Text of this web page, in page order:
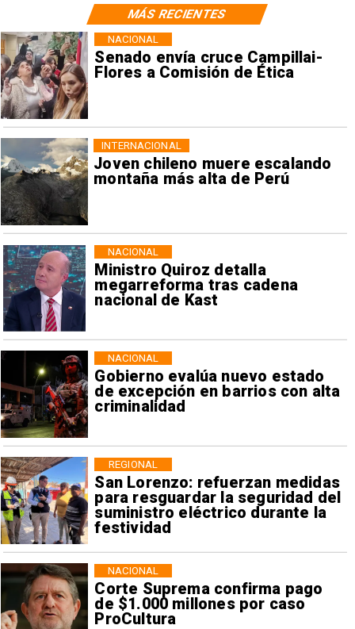
Senado envía cruce Campillai-
Flores a Comisión de Ética
NACIONAL
Joven chileno muere escalando
montaña más alta de Perú
INTERNACIONAL
Ministro Quiroz detalla
megarreforma tras cadena
nacional de Kast
NACIONAL
Gobierno evalúa nuevo estado
de excepción en barrios con alta
criminalidad
NACIONAL
San Lorenzo: refuerzan medidas
para resguardar la seguridad del
suministro eléctrico durante la
festividad
REGIONAL
Corte Suprema confirma pago
de $1.000 millones por caso
ProCultura
NACIONAL
MÁS RECIENTES